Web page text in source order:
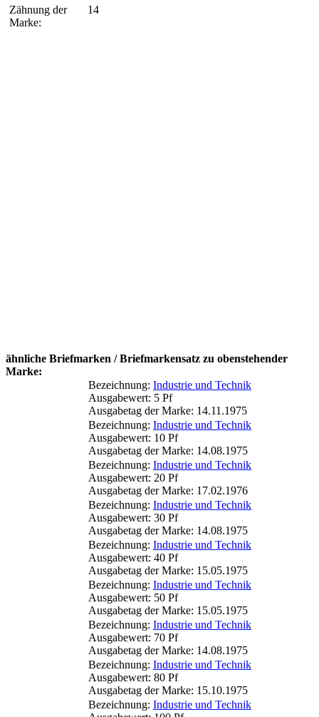
Zähnung der
Marke:
14
ähnliche Briefmarken / Briefmarkensatz zu obenstehender
Marke:
Bezeichnung: Industrie und Technik
Ausgabewert: 5 Pf
Ausgabetag der Marke: 14.11.1975
Bezeichnung: Industrie und Technik
Ausgabewert: 10 Pf
Ausgabetag der Marke: 14.08.1975
Bezeichnung: Industrie und Technik
Ausgabewert: 20 Pf
Ausgabetag der Marke: 17.02.1976
Bezeichnung: Industrie und Technik
Ausgabewert: 30 Pf
Ausgabetag der Marke: 14.08.1975
Bezeichnung: Industrie und Technik
Ausgabewert: 40 Pf
Ausgabetag der Marke: 15.05.1975
Bezeichnung: Industrie und Technik
Ausgabewert: 50 Pf
Ausgabetag der Marke: 15.05.1975
Bezeichnung: Industrie und Technik
Ausgabewert: 70 Pf
Ausgabetag der Marke: 14.08.1975
Bezeichnung: Industrie und Technik
Ausgabewert: 80 Pf
Ausgabetag der Marke: 15.10.1975
Bezeichnung: Industrie und Technik